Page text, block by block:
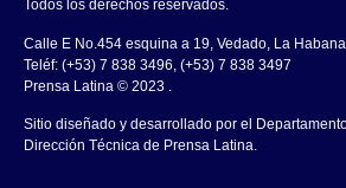
Todos los derechos reservados.
Calle E No.454 esquina a 19, Vedado, La
Teléf: (+53) 7 838 3496, (+53) 7 838 3497
Prensa Latina © 2023 .
Sitio diseñado y desarrollado por el
Dirección Técnica de Prensa Latina.